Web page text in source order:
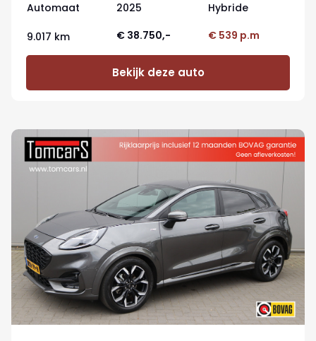
Automaat 2025 Hybride
9.017 km € 38.750,- € 539 p.m
Bekijk deze auto